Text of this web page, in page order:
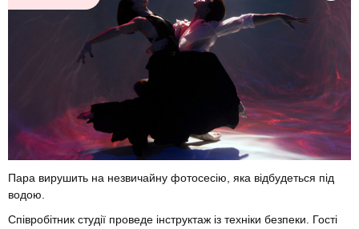
Пара вирушить на незвичайну фотосесію, яка відбудеться під
водою.
Співробітник студії проведе інструктаж із техніки безпеки. Гості